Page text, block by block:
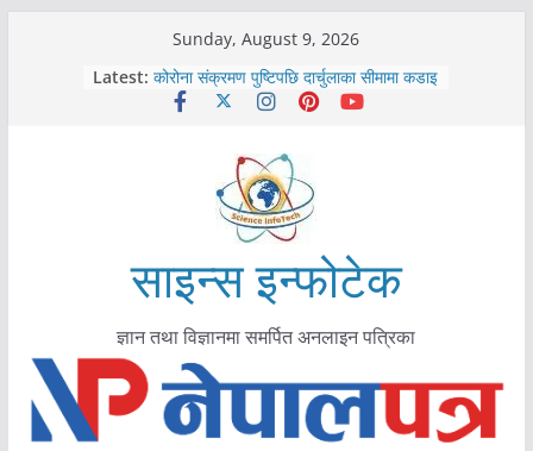
Sunday, August 9, 2026
Latest:
काभ्रेपलाञ्चोकमा आयुर्वेद स्वास्थ्योपचारतर्फ
आकर्षण बढ्दै
कोरोना संक्रमण पुष्टिपछि दार्चुलाका सीमामा कडाइ
मकवानपुरमा खोरेत रोग विरुद्धको खोप लगाउन
आयुर्वेद चिकित्सा प्रणालीको भूमिका महत्वपूर्ण छ :
मुख्यमन्त्री शाह
साइन्स इन्फोटेक
ज्ञान तथा विज्ञानमा समर्पित अनलाइन पत्रिका